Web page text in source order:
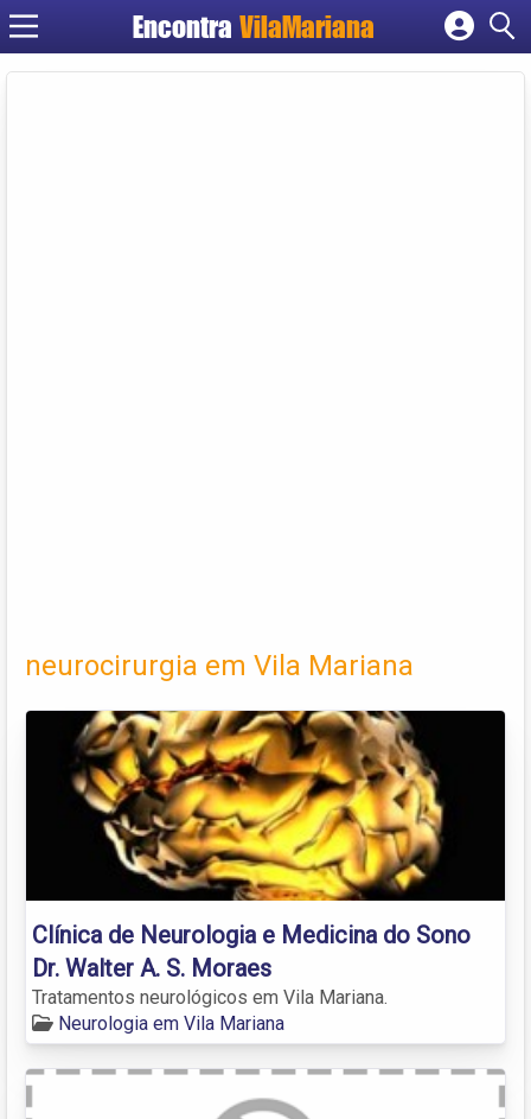
EncontraVilaMariana
Cadastrar empresa
neurocirurgia em Vila Mariana
Clínica de Neurologia e Medicina do Sono
Dr. Walter A. S. Moraes
Tratamentos neurológicos em Vila Mariana.
Neurologia em Vila Mariana